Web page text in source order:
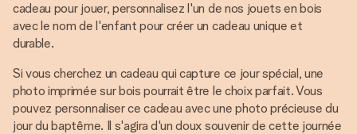
cadeau pour jouer, personnalisez l'un de nos jouets en bois
avec le nom de l'enfant pour créer un cadeau unique et
durable.
Si vous cherchez un cadeau qui capture ce jour spécial, une
photo imprimée sur bois pourrait être le choix parfait. Vous
pouvez personnaliser ce cadeau avec une photo précieuse du
jour du baptême. Il s'agira d'un doux souvenir de cette journée